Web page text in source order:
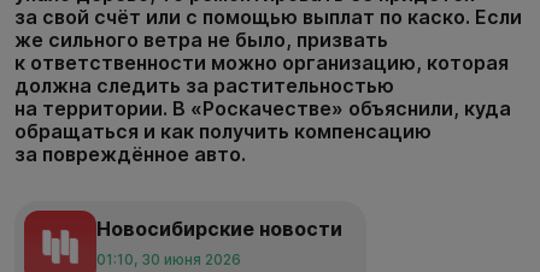
за свой счёт или с помощью выплат по каско. Если
же сильного ветра не было, призвать
к ответственности можно организацию, которая
должна следить за растительностью
на территории. В «Роскачестве» объяснили, куда
обращаться и как получить компенсацию
за повреждённое авто.
Новосибирские новости
01:10, 30 июня 2026